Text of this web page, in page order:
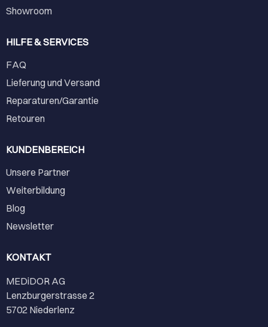
Showroom
HILFE & SERVICES
FAQ
Lieferung und Versand
Reparaturen/Garantie
Retouren
KUNDENBEREICH
Unsere Partner
Weiterbildung
Blog
Newsletter
KONTAKT
MEDiDOR AG
Lenzburgerstrasse 2
5702 Niederlenz